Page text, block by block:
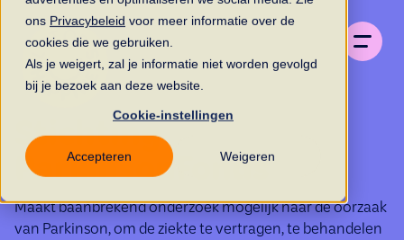
ons Privacybeleid voor meer informatie over de
cookies die we gebruiken.
Als je weigert, zal je informatie niet worden gevolgd
bij je bezoek aan deze website.
Cookie-instellingen
Accepteren Weigeren
Stichting
ParkinsonFonds
Maakt baanbrekend onderzoek mogelijk naar de oorzaak
van Parkinson, om de ziekte te vertragen, te behandelen